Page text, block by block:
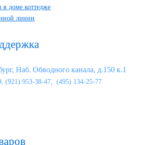
в доме коттедже
линии
Наб. Обводного канала, д.150 к.1
(921) 953-38-47, (495) 134-25-77